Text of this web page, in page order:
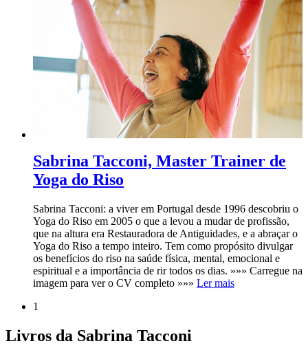
Sabrina Tacconi, Master Trainer de
Yoga do Riso
Sabrina Tacconi: a viver em Portugal desde 1996 descobriu o
Yoga do Riso em 2005 o que a levou a mudar de profissão,
que na altura era Restauradora de Antiguidades, e a abraçar o
Yoga do Riso a tempo inteiro. Tem como propósito divulgar
os benefícios do riso na saúde física, mental, emocional e
espiritual e a importância de rir todos os dias. »»» Carregue na
imagem para ver o CV completo »»» Ler mais
1
Livros da Sabrina Tacconi